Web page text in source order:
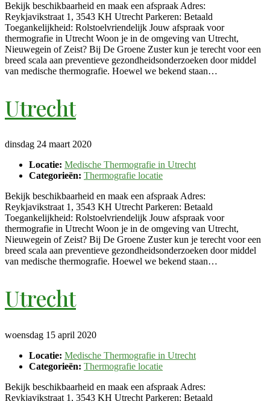
Bekijk beschikbaarheid en maak een afspraak Adres:
Reykjavikstraat 1, 3543 KH Utrecht Parkeren: Betaald
Toegankelijkheid: Rolstoelvriendelijk Jouw afspraak voor
thermografie in Utrecht Woon je in de omgeving van Utrecht,
Nieuwegein of Zeist? Bij De Groene Zuster kun je terecht voor een
breed scala aan preventieve gezondheidsonderzoeken door middel
van medische thermografie. Hoewel we bekend staan…
Utrecht
dinsdag 24 maart 2020
Locatie: Medische Thermografie in Utrecht
Categorieën: Thermografie locatie
Bekijk beschikbaarheid en maak een afspraak Adres:
Reykjavikstraat 1, 3543 KH Utrecht Parkeren: Betaald
Toegankelijkheid: Rolstoelvriendelijk Jouw afspraak voor
thermografie in Utrecht Woon je in de omgeving van Utrecht,
Nieuwegein of Zeist? Bij De Groene Zuster kun je terecht voor een
breed scala aan preventieve gezondheidsonderzoeken door middel
van medische thermografie. Hoewel we bekend staan…
Utrecht
woensdag 15 april 2020
Locatie: Medische Thermografie in Utrecht
Categorieën: Thermografie locatie
Bekijk beschikbaarheid en maak een afspraak Adres:
Reykjavikstraat 1, 3543 KH Utrecht Parkeren: Betaald